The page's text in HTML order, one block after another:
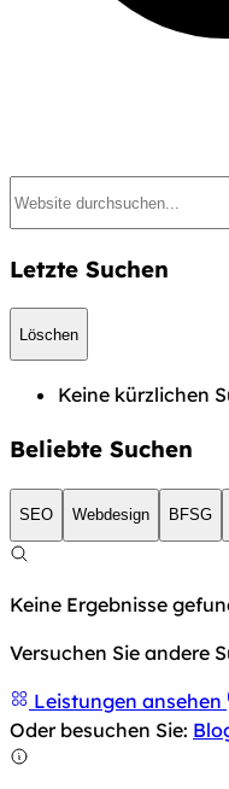
Letzte Suchen
Löschen
Keine kürzlichen
Beliebte Suchen
SEO Webdesign BFSG
Keine Ergebnisse
Versuchen Sie andere
Leistungen ansehen
Oder besuchen Sie: